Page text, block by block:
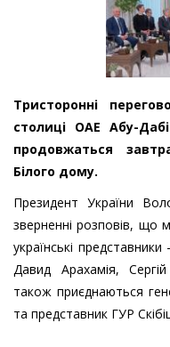
Тристоронні
столиці ОАЕ Абу-
продовжаться
Білого дому.
Президент України
зверненні розповів,
українські
Давид Арахамія,
також приєднаються
та представник ГУР